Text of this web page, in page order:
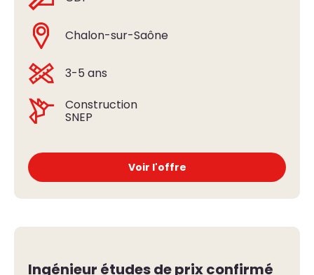
Chalon-sur-Saône
3-5 ans
Construction
SNEP
Voir l'offre
Ingénieur études de prix confirmé